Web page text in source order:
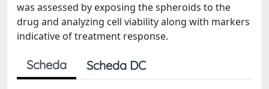
was assessed by exposing the spheroids to the
drug and analyzing cell viability along with markers
indicative of treatment response.
Scheda Scheda DC